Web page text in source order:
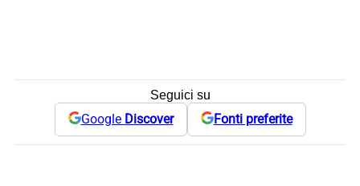
Seguici su
Google Discover Fonti preferite